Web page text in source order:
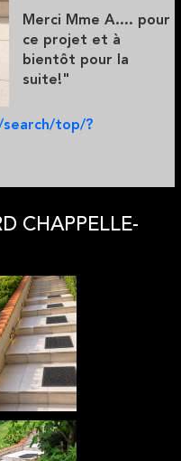
Merci Mme A.... pour
ce projet et à
bientôt pour la
suite!"
top/?
CHAPPELLE-